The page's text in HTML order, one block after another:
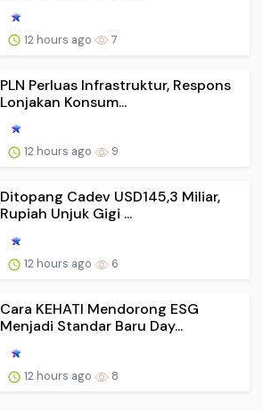
12 hours ago 7
PLN Perluas Infrastruktur, Respons
Lonjakan Konsum...
12 hours ago 9
Ditopang Cadev USD145,3 Miliar,
Rupiah Unjuk Gigi ...
12 hours ago 6
Cara KEHATI Mendorong ESG
Menjadi Standar Baru Day...
12 hours ago 8